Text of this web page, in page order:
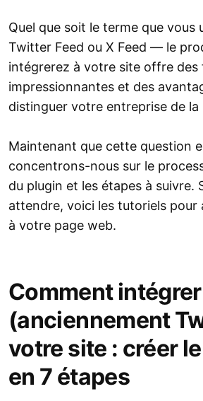
Quel que soit le terme que
Twitter Feed ou X Feed — le
intégrerez à votre site offre
impressionnantes et des
distinguer votre entreprise de la
Maintenant que cette question
concentrons-nous sur le
du plugin et les étapes à suivre.
attendre, voici les tutoriels pour
à votre page web.
Comment intégrer
(anciennement
votre site : créer
en 7 étapes